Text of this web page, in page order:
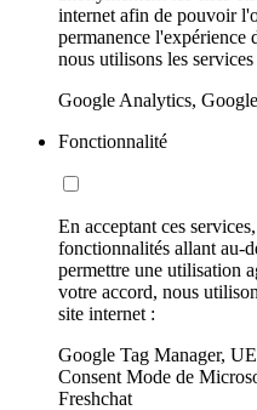
internet afin de pouvoir
permanence l'expérience
nous utilisons les
Google Analytics,
Fonctionnalité
En acceptant ces
fonctionnalités allant au-
permettre une utilisation
votre accord, nous
site internet :
Google Tag Manager,
Consent Mode de
Freshchat